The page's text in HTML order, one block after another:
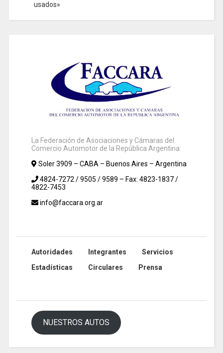
usados»
La Federación de Asociaciones y Cámaras del
Comercio Automotor de la República Argentina
Soler 3909 – CABA – Buenos Aires – Argentina
4824-7272 / 9505 / 9589 – Fax: 4823-1837 /
4822-7453
info@faccara.org.ar
Autoridades Integrantes
Servicios
Estadísticas
Circulares Prensa
NUESTROS AUTOS